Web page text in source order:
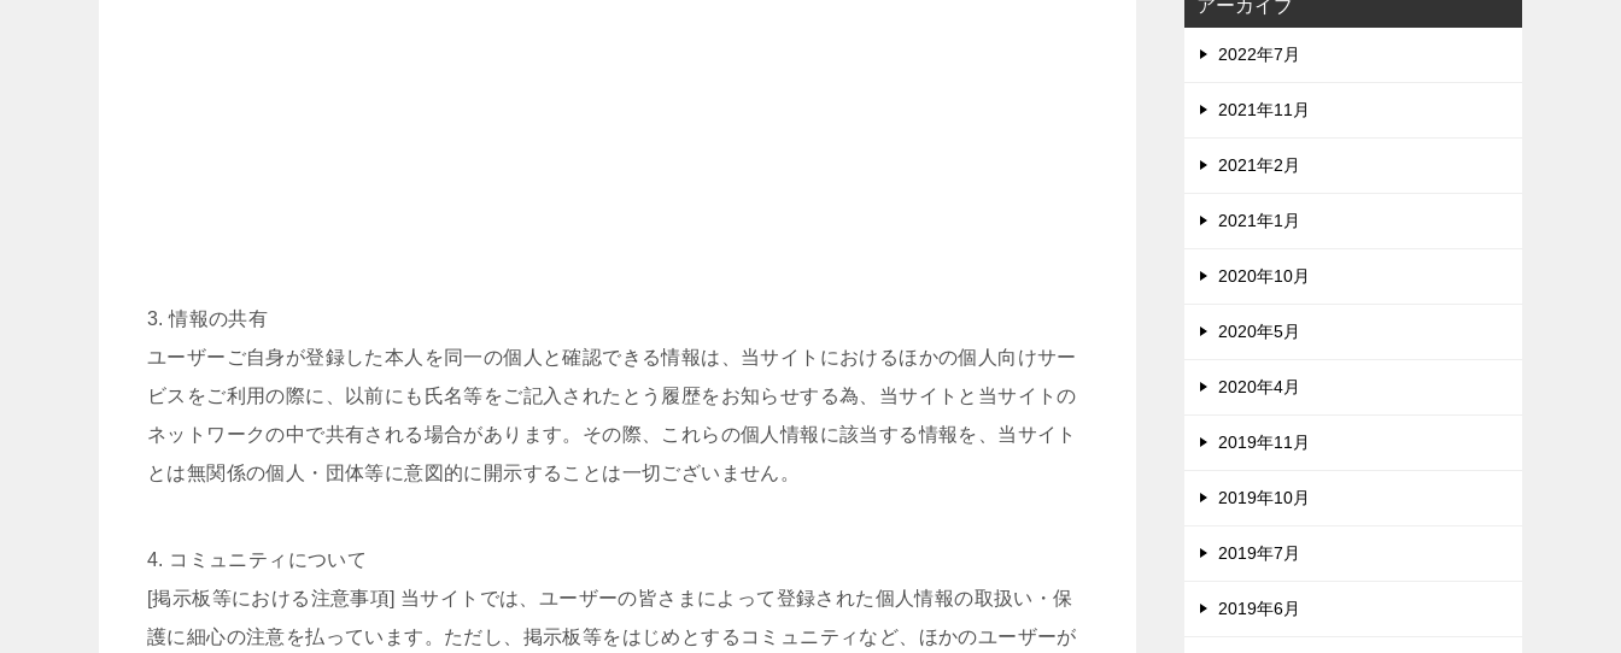
3. 情報の共有
ユーザーご自身が登録した本人を同一の個人と確認できる情報は、当サイトにおけるほかの個人向けサー
ビスをご利用の際に、以前にも氏名等をご記入されたとう履歴をお知らせする為、当サイトと当サイトの
ネットワークの中で共有される場合があります。その際、これらの個人情報に該当する情報を、当サイト
とは無関係の個人・団体等に意図的に開示することは一切ございません。
4. コミュニティについて
[掲示板等における注意事項] 当サイトでは、ユーザーの皆さまによって登録された個人情報の取扱い・保
護に細心の注意を払っています。ただし、掲示板等をはじめとするコミュニティなど、ほかのユーザーが
アーカイブ
2022年7月
2021年11月
2021年2月
2021年1月
2020年10月
2020年5月
2020年4月
2019年11月
2019年10月
2019年7月
2019年6月